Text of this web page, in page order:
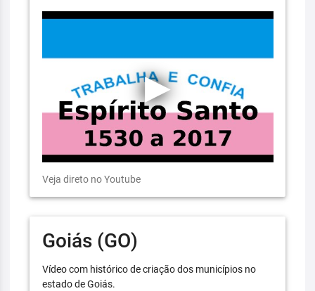
Veja direto no Youtube
Goiás (GO)
Vídeo com histórico de criação dos municípios no
estado de Goiás.